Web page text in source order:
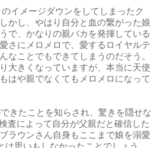
イメージダウンをしてしまったク
かし、やはり自分と血の繋がった娘
で、かなりの親バカを発揮している
さにメロメロで、愛するロイヤルテ
なことでもできてしまうのだそう。
大きくなっていますが、本当に天使
はや親でなくてもメロメロになって
きたことを知らされ、驚きを隠せな
査によって自分が父親だと確信した
ラウンさん自身もここまで娘を溺愛